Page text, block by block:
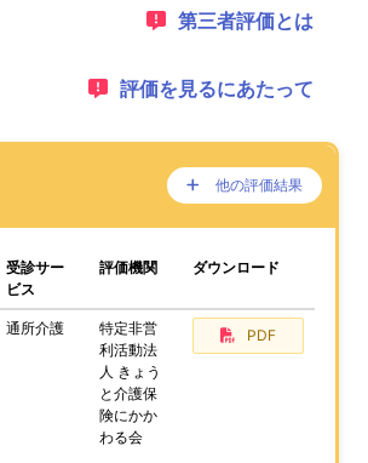
1：
第三者評価とは
2：
評価を見るにあたって
クの読み上げは以上です。
表するためのエリアです。
ここに過去の公表
他の評価結果
が、あります。
評価結果をPDFでダウンロードするこ
受診サー
ビス
評価機関 ダウンロード
通所介護
特定非営
利活動法
人 きょう
と介護保
険にかか
わる会
PDF